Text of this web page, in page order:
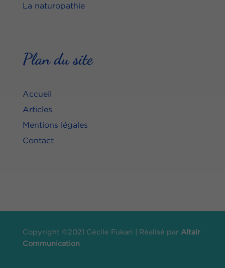
La naturopathie
Plan du site
Accueil
Articles
Mentions légales
Contact
Copyright ©2021 Cécile Fukari | Réalisé par Altair
Communication